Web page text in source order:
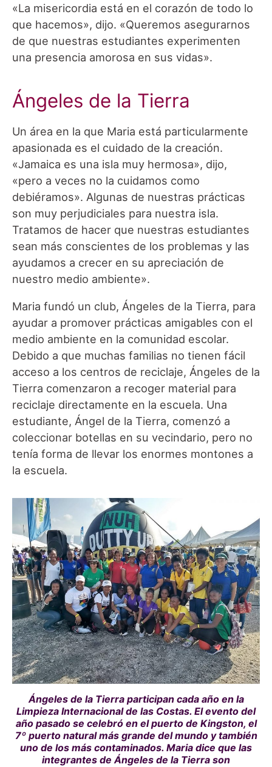
«La misericordia está en el corazón de todo lo
que hacemos», dijo. «Queremos asegurarnos
de que nuestras estudiantes experimenten
una presencia amorosa en sus vidas».
Ángeles de la Tierra
Un área en la que Maria está particularmente
apasionada es el cuidado de la creación.
«Jamaica es una isla muy hermosa», dijo,
«pero a veces no la cuidamos como
debiéramos». Algunas de nuestras prácticas
son muy perjudiciales para nuestra isla.
Tratamos de hacer que nuestras estudiantes
sean más conscientes de los problemas y las
ayudamos a crecer en su apreciación de
nuestro medio ambiente».
Maria fundó un club, Ángeles de la Tierra, para
ayudar a promover prácticas amigables con el
medio ambiente en la comunidad escolar.
Debido a que muchas familias no tienen fácil
acceso a los centros de reciclaje, Ángeles de la
Tierra comenzaron a recoger material para
reciclaje directamente en la escuela. Una
estudiante, Ángel de la Tierra, comenzó a
coleccionar botellas en su vecindario, pero no
tenía forma de llevar los enormes montones a
la escuela.
Ángeles de la Tierra participan cada año en la
Limpieza Internacional de las Costas. El evento del
año pasado se celebró en el puerto de Kingston, el
7º puerto natural más grande del mundo y también
uno de los más contaminados. Maria dice que las
integrantes de Ángeles de la Tierra son